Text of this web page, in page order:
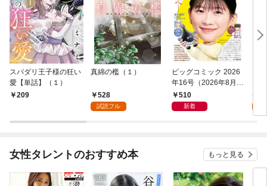
スパダリ王子様の狂い
愛【単話】（１）
209
真綿の檻（１）
528
試読フル
ビッグコミック 2026
年16号（2026年8月7
日発売）
510
新着
女性タレントのおすすめ本 もっと見る